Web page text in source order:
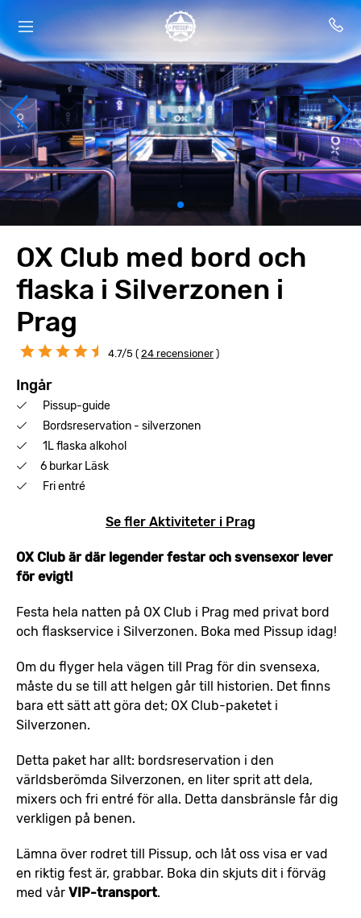
OX Club med bord och
flaska i Silverzonen i
Prag
4.7/5 ( 24 recensioner )
Ingår
Pissup-guide
Bordsreservation - silverzonen
1L flaska alkohol
6 burkar Läsk
Fri entré
Se fler Aktiviteter i Prag
OX Club är där legender festar och svensexor lever
för evigt!
Festa hela natten på OX Club i Prag med privat bord
och flaskservice i Silverzonen. Boka med Pissup idag!
Om du flyger hela vägen till Prag för din svensexa,
måste du se till att helgen går till historien. Det finns
bara ett sätt att göra det; OX Club-paketet i
Silverzonen.
Detta paket har allt: bordsreservation i den
världsberömda Silverzonen, en liter sprit att dela,
mixers och fri entré för alla. Detta dansbränsle får dig
verkligen på benen.
Lämna över rodret till Pissup, och låt oss visa er vad
en riktig fest är, grabbar. Boka din skjuts dit i förväg
med vår VIP-transport.